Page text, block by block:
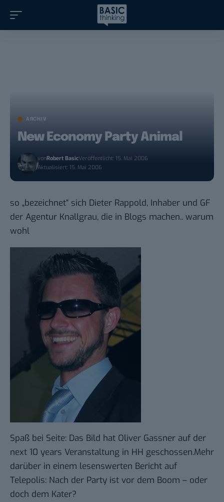
ARCHIV
New Economy Party Animal
vonRobert BasicVeröffentlicht: 15. Mai 2006
Aktualisiert: 15. Mai 2006
so „bezeichnet“ sich Dieter Rappold, Inhaber und GF
der Agentur Knallgrau, die in Blogs machen.. warum
wohl
Spaß bei Seite: Das Bild hat Oliver Gassner auf der
next 10 years Veranstaltung in HH geschossen.Mehr
darüber in einem lesenswerten Bericht auf
Telepolis: Nach der Party ist vor dem Boom – oder
doch dem Kater?